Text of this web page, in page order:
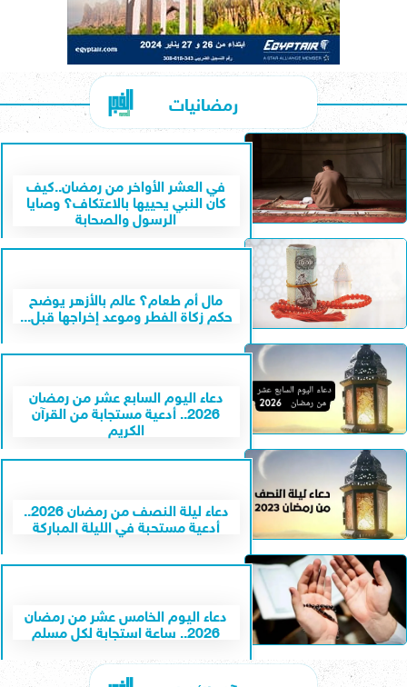
رمضانيات
في العشر الأواخر من رمضان..كيف
كان النبي يحييها بالاعتكاف؟ وصايا
الرسول والصحابة
مال أم طعام؟ عالم بالأزهر يوضح
حكم زكاة الفطر وموعد إخراجها قبل...
دعاء اليوم السابع عشر من رمضان
2026.. أدعية مستجابة من القرآن
الكريم
دعاء ليلة النصف من رمضان 2026..
أدعية مستحبة في الليلة المباركة
دعاء اليوم الخامس عشر من رمضان
2026.. ساعة استجابة لكل مسلم